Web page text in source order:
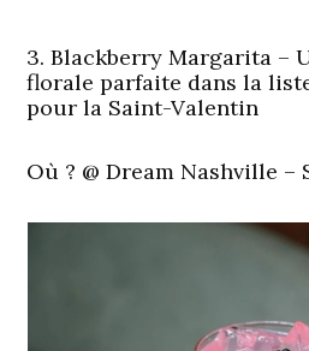
3. Blackberry Margarita –
florale parfaite dans la
pour la Saint-Valentin
Où ? @ Dream Nashville